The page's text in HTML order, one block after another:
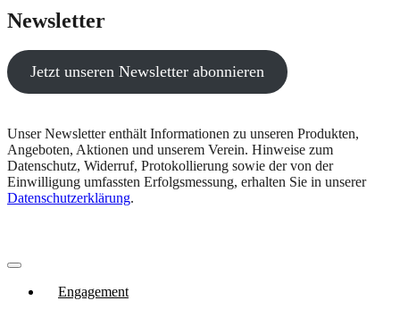
Newsletter
Jetzt unseren Newsletter abonnieren
Unser Newsletter enthält Informationen zu unseren Produkten,
Angeboten, Aktionen und unserem Verein. Hinweise zum
Datenschutz, Widerruf, Protokollierung sowie der von der
Einwilligung umfassten Erfolgsmessung, erhalten Sie in unserer
Datenschutzerklärung.
Engagement